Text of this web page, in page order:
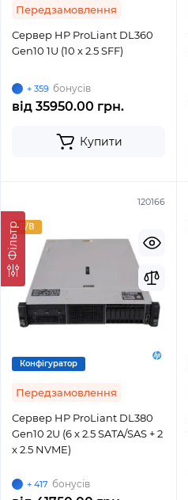
Фільтр
Передзамовлення
Сервер HP ProLiant DL360
Gen10 1U (10 x 2.5 SFF)
+ 359 бонусів
від 35950.00 грн.
Купити
120166
Б/В
Конфігуратор
Передзамовлення
Сервер HP ProLiant DL380
Gen10 2U (6 x 2.5 SATA/SAS + 2
x 2.5 NVME)
+ 417 бонусів